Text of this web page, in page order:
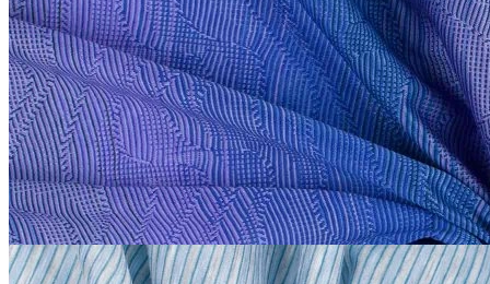
В наличии 20 м
Трикотаж сток Etro
хлопок 100%
140 смсиний
2 200₽
за м
Купить
Etro